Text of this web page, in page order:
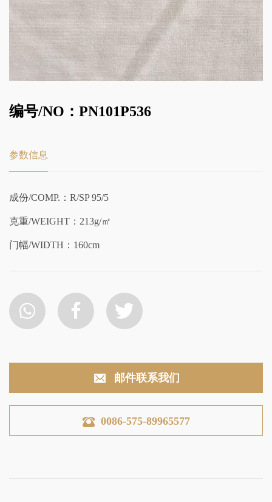
编号/NO：PN101P536
参数信息
成份/COMP.：R/SP 95/5
克重/WEIGHT：213g/㎡
门幅/WIDTH：160cm
邮件联系我们
0086-575-89965577